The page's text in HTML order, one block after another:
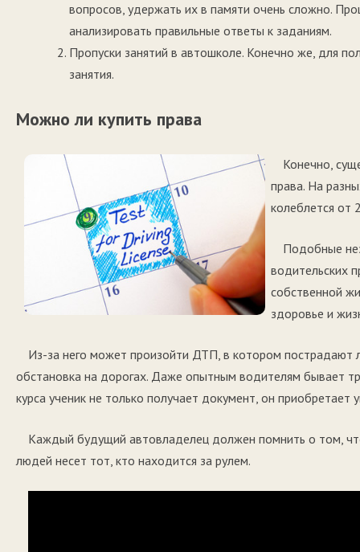
вопросов, удержать их в памяти очень сложно.
анализировать правильные ответы к заданиям.
Пропуски занятий в автошколе. Конечно же, для
занятия.
Можно ли купить права
Конечно,
права. На
колеблется от
Подобные
водительских
собственной
здоровье и
Из-за него может произойти ДТП, в котором пострадают
обстановка на дорогах. Даже опытным водителям бывает
курса ученик не только получает документ, он приобретает
Каждый будущий автовладелец должен помнить о том,
людей несет тот, кто находится за рулем.